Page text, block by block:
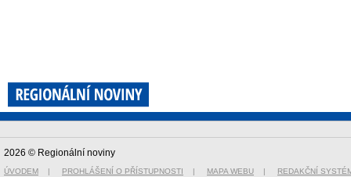
2026 © Regionální noviny
ÚVODEM | PROHLÁŠENÍ O PŘÍSTUPNOSTI | MAPA WEBU | REDAKČNÍ